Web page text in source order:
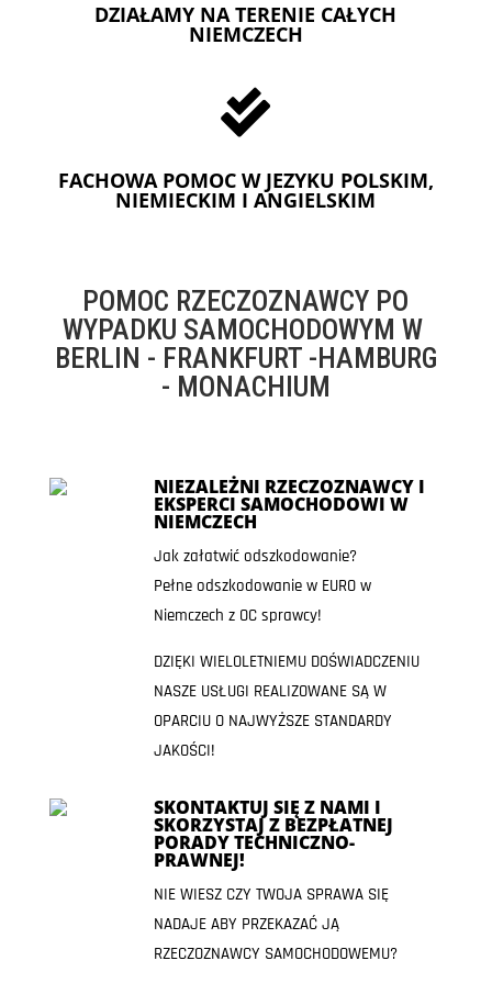
DZIAŁAMY NA TERENIE CAŁYCH
NIEMCZECH

FACHOWA POMOC W JEZYKU POLSKIM,
NIEMIECKIM I ANGIELSKIM
POMOC RZECZOZNAWCY PO
WYPADKU SAMOCHODOWYM W
BERLIN - FRANKFURT -HAMBURG
- MONACHIUM
NIEZALEŻNI RZECZOZNAWCY I
EKSPERCI SAMOCHODOWI W
NIEMCZECH
Jak załatwić odszkodowanie?
Pełne odszkodowanie w EURO w
Niemczech z OC sprawcy!
DZIĘKI WIELOLETNIEMU DOŚWIADCZENIU
NASZE USŁUGI REALIZOWANE SĄ W
OPARCIU O NAJWYŻSZE STANDARDY
JAKOŚCI!
SKONTAKTUJ SIĘ Z NAMI I
SKORZYSTAJ Z BEZPŁATNEJ
PORADY TECHNICZNO-
PRAWNEJ!
NIE WIESZ CZY TWOJA SPRAWA SIĘ
NADAJE ABY PRZEKAZAĆ JĄ
RZECZOZNAWCY SAMOCHODOWEMU?